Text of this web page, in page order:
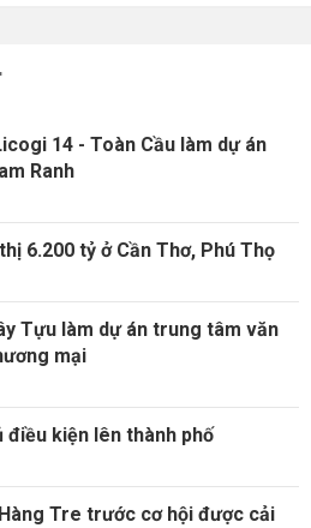
14 - Toàn Cầu làm dự án
Ranh
6.200 tỷ ở Cần Thơ, Phú Thọ
Tựu làm dự án trung tâm văn
mại
điều kiện lên thành phố
Tre trước cơ hội được cải